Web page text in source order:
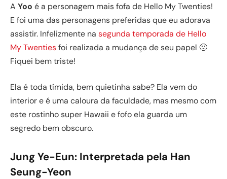
A Yoo é a personagem mais fofa de Hello My Twenties!
E foi uma das personagens preferidas que eu adorava
assistir. Infelizmente na segunda temporada de Hello
My Twentiesfoi realizada a mudança de seu papel 🙁
Fiquei bem triste!
Ela é toda tímida, bem quietinha sabe? Ela vem do
interior e é uma caloura da faculdade, mas mesmo com
este rostinho super Hawaii e fofo ela guarda um
segredo bem obscuro.
Jung Ye-Eun: Interpretada pela Han
Seung-Yeon